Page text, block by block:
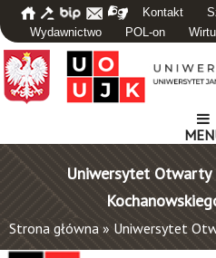
Kontakt
Wydawnictwo
POL-on
Uniwersytet Otwarty
Strona główna » Uniwersytet